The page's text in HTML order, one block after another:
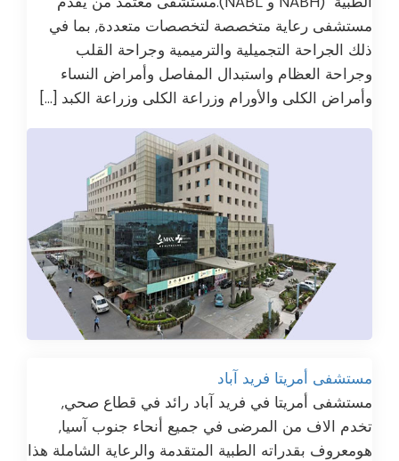
مستشفى رعاية متخصصة لتخصصات متعددة, بما في
ذلك الجراحة التجميلية والترميمية وجراحة القلب
وجراحة العظام واستبدال المفاصل وأمراض النساء
وأمراض الكلى والأورام وزراعة الكلى وزراعة الكبد […]
مستشفى أمريتا فريد آباد
مستشفى أمريتا في فريد آباد رائد في قطاع صحي,
تخدم الاف من المرضى في جميع أنحاء جنوب آسيا,
هومعروف بقدراته الطبية المتقدمة والرعاية الشاملة هذا